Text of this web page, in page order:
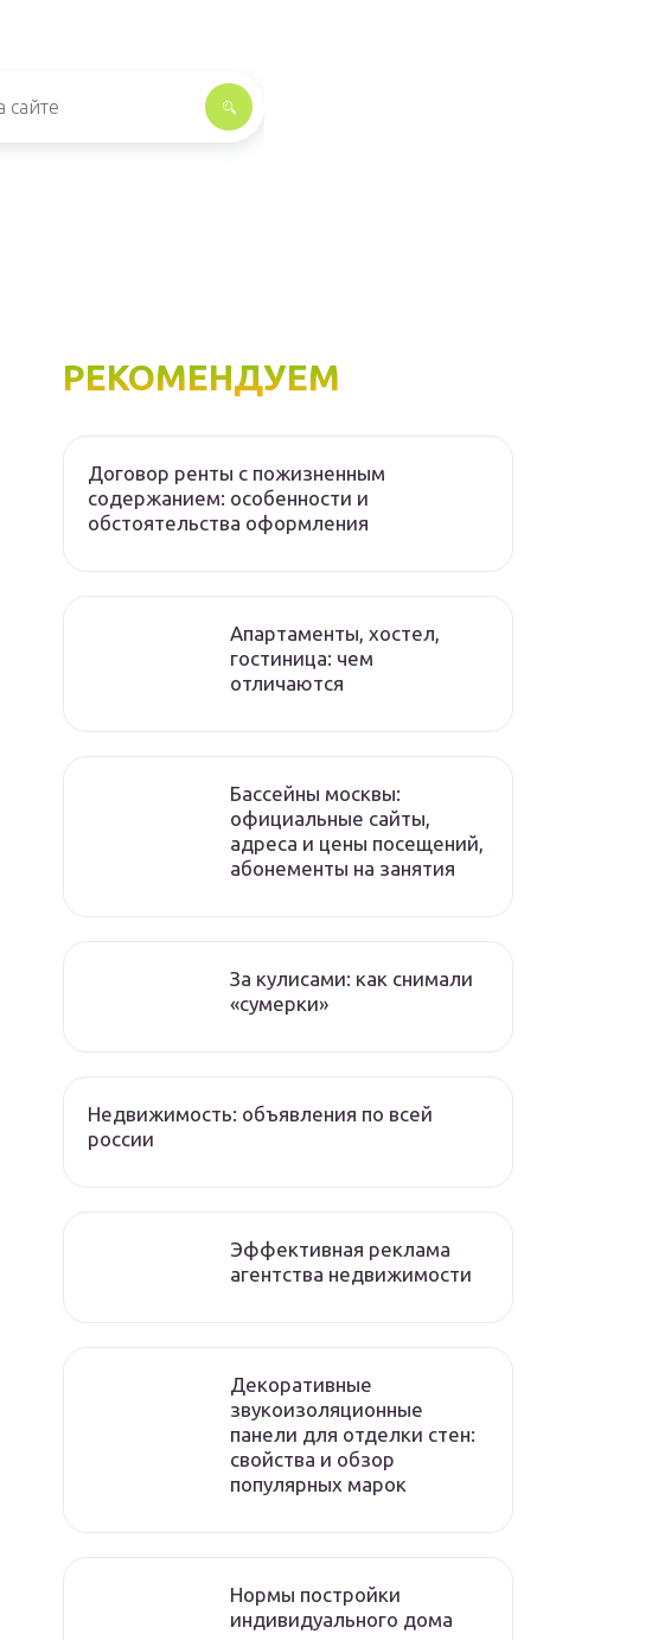
РЕКОМЕНДУЕМ
Договор ренты с пожизненным
содержанием: особенности и
обстоятельства оформления
Апартаменты, хостел,
гостиница: чем
отличаются
Бассейны москвы:
официальные сайты,
адреса и цены посещений,
абонементы на занятия
За кулисами: как снимали
«сумерки»
Недвижимость: объявления по всей
россии
Эффективная реклама
агентства недвижимости
Декоративные
звукоизоляционные
панели для отделки стен:
свойства и обзор
популярных марок
Нормы постройки
индивидуального дома